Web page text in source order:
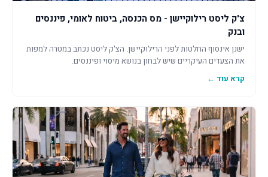
צ'ק ליסט רילוקיישן - מס הכנסה, ביטוח לאומי, פיננסים
ובנק
ישנן אינסוף החלטות לפני הרילוקיישן. הצ'ק ליסט נכתב במטרה למפות
את הצעדים העיקריים שיש לבחון בנושא מיסוי ופיננסים.
קרא עוד ←